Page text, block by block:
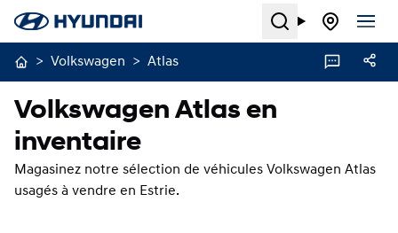
Search
> Volkswagen > Atlas
Volkswagen Atlas en
inventaire
Magasinez notre sélection de véhicules Volkswagen Atlas
usagés à vendre en Estrie.